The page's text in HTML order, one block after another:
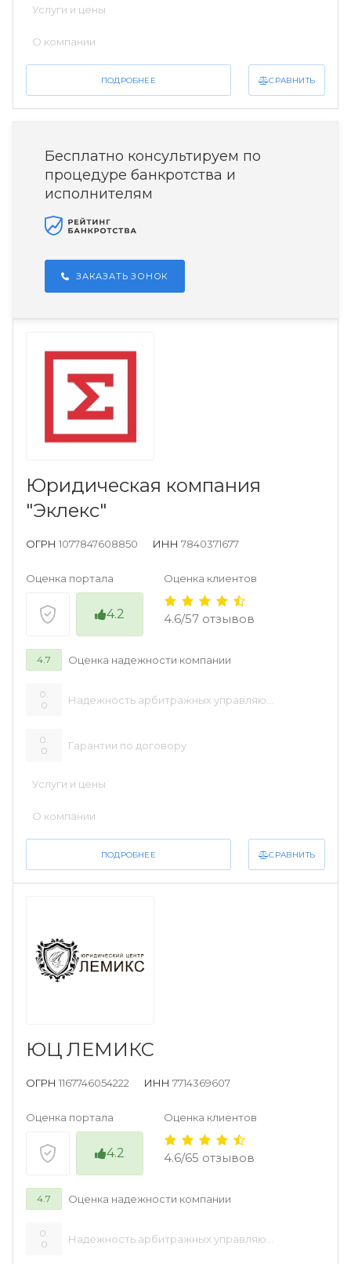
СРАВНИТЬ
Услуги и цены
О компании
ПОДРОБНЕЕ
Бесплатно консультируем по
процедуре банкротства и
исполнителям
ЗАКАЗАТЬ ЗОНОК
СРАВНИТЬ
Юридическая компания
"Эклекс"
ОГРН 1077847608850 ИНН 7840371677
Оценка портала
4.2
Оценка клиентов
4.6/57 отзывов
4.7 Оценка надежности компании
0.
0
0.
0
Гарантии по договору
Услуги и цены
О компании
ПОДРОБНЕЕ
ЮЦ ЛЕМИКС
ОГРН 1167746054222 ИНН 7714369607
Оценка портала
4.2
Оценка клиентов
4.6/65 отзывов
4.7 Оценка надежности компании
0.
0